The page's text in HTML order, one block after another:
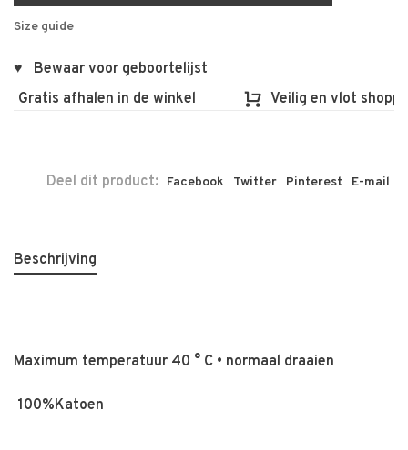
Size guide
♥ Bewaar voor geboortelijst
Gratis afhalen in de winkel
Veilig en vlot shoppen
Deel dit product: Facebook Twitter Pinterest E-mail
Beschrijving
Maximum temperatuur 40 ° C • normaal draaien
100%Katoen